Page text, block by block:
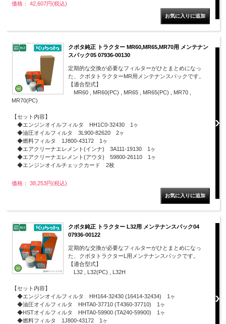
価格： 42,607円(税込)
クボタ純正 トラクター MR60,MR65,MR70用 メンテナン
スパック05 07936-00130
定期的な交換が必要なフィルターがひとまとめになっ
た、クボタトラクターMR用メンテナンスパックです。
【適合型式】
MR60 , MR60(PC) , MR65 , MR65(PC) , MR70 ,
MR70(PC)
【セット内容】
◆エンジンオイルフィルタ HH1C0-32430 1ヶ
◆油圧オイルフィルタ 3L900-82620 2ヶ
◆燃料フィルタ 1J800-43172 1ヶ
◆エアクリーナエレメント(インナ) 3A111-19130 1ヶ
◆エアクリーナエレメント(アウタ) 59800-26110 1ヶ
◆エンジンオイルチェックカード 2枚
価格： 38,253円(税込)
クボタ純正 トラクター L32用 メンテナンスパック04
07936-00122
定期的な交換が必要なフィルターがひとまとめになっ
た、クボタトラクターL用メンテナンスパックです。
【適合型式】
L32 , L32(PC) , L32H
【セット内容】
◆エンジンオイルフィルタ HH164-32430 (16414-32434) 1ヶ
◆油圧オイルフィルタ HHTA0-37710 (T4360-37710) 1ヶ
◆HSTオイルフィルタ HHTA0-59900 (TA240-59900) 1ヶ
◆燃料フィルタ 1J800-43172 1ヶ